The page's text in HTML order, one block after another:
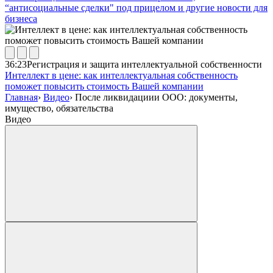
“антисоциальные сделки" под прицелом и другие новости для
бизнеса
36:23Регистрация и защита интеллектуальной собственности
Интеллект в цене: как интеллектуальная собственность
поможет повысить стоимость Вашей компании
Главная› Видео› После ликвидациии ООО: документы,
имущество, обязательства
Видео